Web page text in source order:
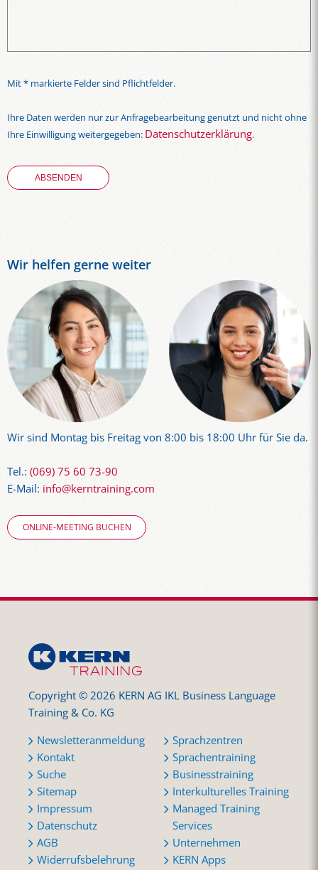
Mit * markierte Felder sind Pflichtfelder.
Ihre Daten werden nur zur Anfragebearbeitung genutzt und nicht ohne
Ihre Einwilligung weitergegeben: Datenschutzerklärung.
Wir helfen gerne weiter
Wir sind Montag bis Freitag von 8:00 bis 18:00 Uhr für Sie da.
Tel.: (069) 75 60 73-90
E-Mail: info@kerntraining.com
ONLINE-MEETING BUCHEN
Copyright © 2026 KERN AG IKL Business Language
Training & Co. KG
Newsletteranmeldung
Kontakt
Suche
Sitemap
Impressum
Datenschutz
AGB
Widerrufsbelehrung
Sprachzentren
Sprachentraining
Businesstraining
Interkulturelles Training
Managed Training
Services
Unternehmen
KERN Apps